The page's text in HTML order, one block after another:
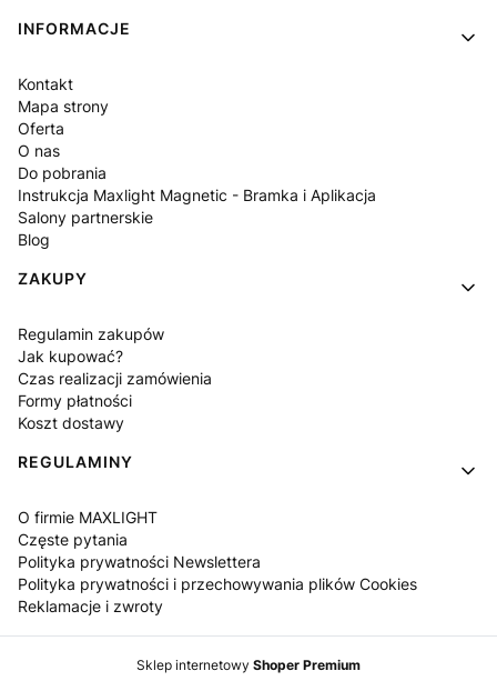
INFORMACJE
Kontakt
Mapa strony
Oferta
O nas
Do pobrania
Instrukcja Maxlight Magnetic - Bramka i Aplikacja
Salony partnerskie
Blog
ZAKUPY
Regulamin zakupów
Jak kupować?
Czas realizacji zamówienia
Formy płatności
Koszt dostawy
REGULAMINY
O firmie MAXLIGHT
Częste pytania
Polityka prywatności Newslettera
Polityka prywatności i przechowywania plików Cookies
Reklamacje i zwroty
Sklep internetowy Shoper Premium